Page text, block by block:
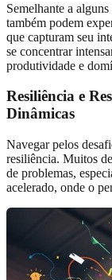
Semelhante a
também podem
que capturam seu
se concentrar
produtividade e
Resiliência e
Dinâmicas
Navegar pelos
resiliência. Muitos
de problemas,
acelerado, onde o